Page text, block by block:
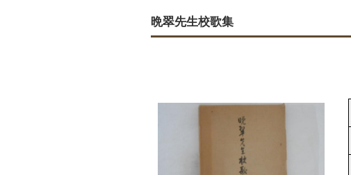
晩翠先生校歌集